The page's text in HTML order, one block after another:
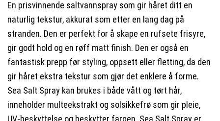
En prisvinnende saltvannspray som gir håret ditt en
naturlig tekstur, akkurat som etter en lang dag på
stranden. Den er perfekt for å skape en rufsete frisyre,
gir godt hold og en røff matt finish. Den er også en
fantastisk prepp før styling, oppsett eller fletting, da den
gir håret ekstra tekstur som gjør det enklere å forme.
Sea Salt Spray kan brukes i både vått og tørt hår,
inneholder multeekstrakt og solsikkefrø som gir pleie,
UV-beskyttelse og beskytter fargen. Sea Salt Spray er